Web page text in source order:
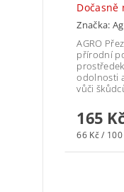
Dočasně
Značka:
AGRO
přírodní
odolnosti
vůči
165
66 Kč /